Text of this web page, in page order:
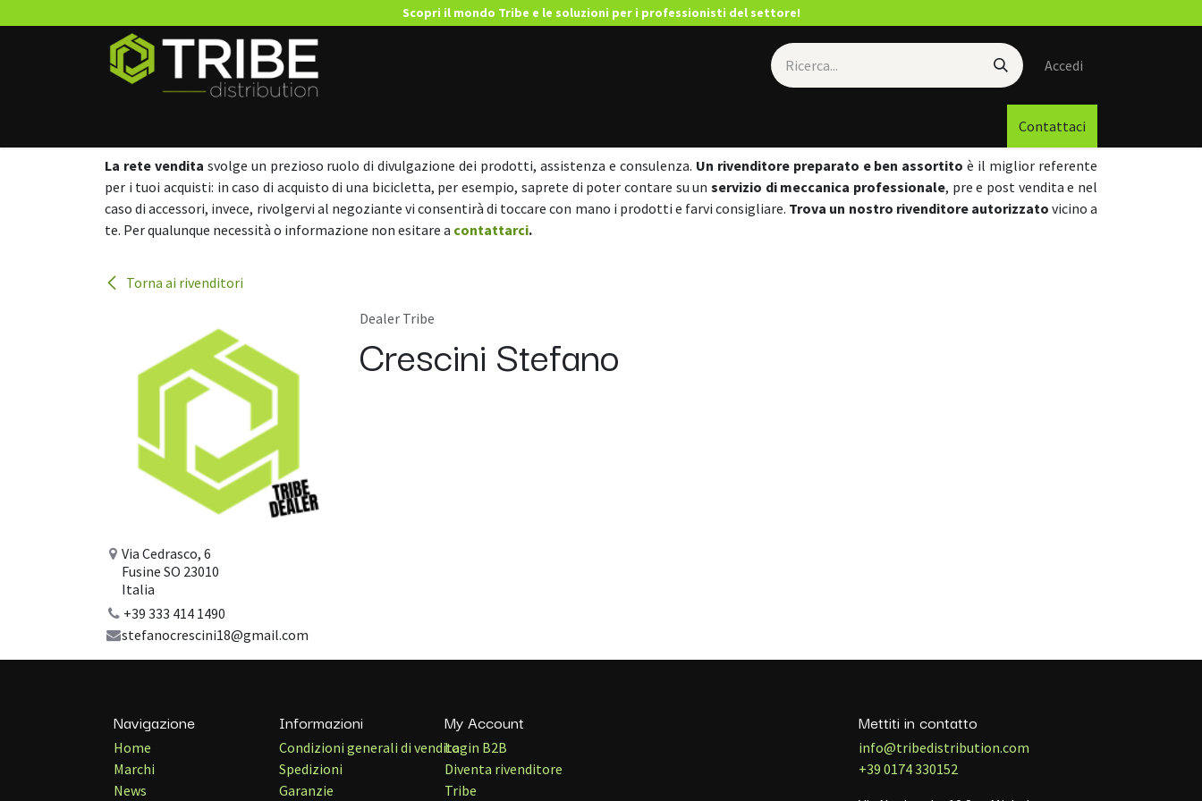
Scopri il mondo Tribe e le soluzioni per i professionisti del settore!
Accedi
Contattaci
La rete vendita svolge un prezioso ruolo di divulgazione dei prodotti, assistenza e consulenza. Un rivenditore preparato e ben assortito è il miglior referente
per i tuoi acquisti: in caso di acquisto di una bicicletta, per esempio, saprete di poter contare su un servizio di meccanica professionale, pre e post vendita e nel
caso di accessori, invece, rivolgervi al negoziante vi consentirà di toccare con mano i prodotti e farvi consigliare. Trova un nostro rivenditore autorizzato vicino a
te. Per qualunque necessità o informazione non esitare a contattarci.
Torna ai rivenditori
Via Cedrasco, 6
Fusine SO 23010
Italia
+39 333 414 1490
stefanocrescini18@gmail.com
Dealer Tribe
Crescini Stefano
Navigazione
Home
Marchi
News
Informazioni
Condizioni generali di vendita
Spedizioni
Garanzie
Mettiti in contatto
info@tribedistribution.com
+39 0174 330152
My Account
Login B2B
Diventa rivenditore
Tribe